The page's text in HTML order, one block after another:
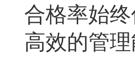
合格率始
高效的管理